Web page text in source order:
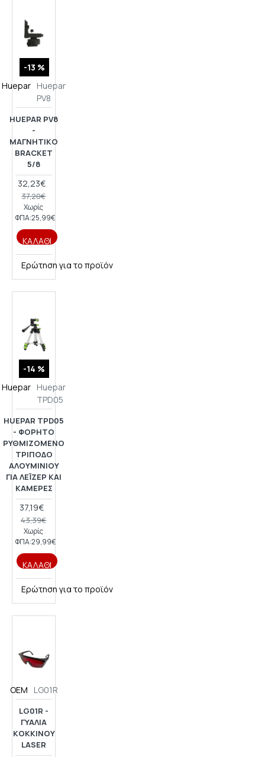
-13 %
Huepar Huepar
PV8
HUEPAR PV8
-
ΜΑΓΝΗΤΙΚΌ
BRACKET
5/8
32,23€
37,20€
Χωρίς
ΦΠΑ:25,99€
ΚΑΛΆΘΙ
Ερώτηση για το προϊόν
-14 %
Huepar Huepar
TPD05
HUEPAR TPD05
- ΦΟΡΗΤΌ
ΡΥΘΜΙΖΌΜΕΝΟ
ΤΡΊΠΟΔΟ
ΑΛΟΥΜΙΝΊΟΥ
ΓΙΑ ΛΈΙΖΕΡ ΚΑΙ
ΚΆΜΕΡΕΣ
37,19€
43,39€
Χωρίς
ΦΠΑ:29,99€
ΚΑΛΆΘΙ
Ερώτηση για το προϊόν
OEM LG01R
LG01R -
ΓΥΑΛΙΆ
ΚΌΚΚΙΝΟΥ
LASER